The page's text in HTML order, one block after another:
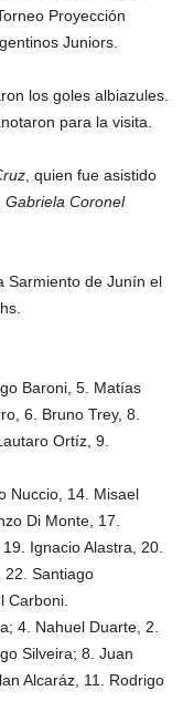
Proyección
Juniors.
los goles albiazules.
para la visita.
, quien fue asistido
Gabriela Coronel
Sarmiento de Junín el
Baroni, 5. Matías
6. Bruno Trey, 8.
Ortíz, 9.
Nuccio, 14. Misael
Di Monte, 17.
Ignacio Alastra, 20.
22. Santiago
Carboni.
4. Nahuel Duarte, 2.
Silveira; 8. Juan
Alcaráz, 11. Rodrigo